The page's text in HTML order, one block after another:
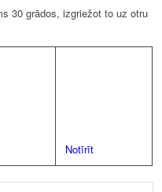
30 grādos, izgriežot to uz otru
Notīrīt